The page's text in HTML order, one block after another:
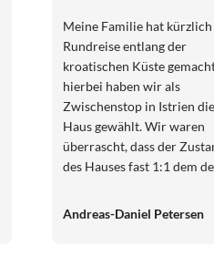
Meine Familie hat kürzlich
Rundreise entlang der
kroatischen Küste
hierbei haben wir als
Zwischenstop in Istrien
Haus gewählt. Wir waren
überrascht, dass der
des Hauses fast 1:1 dem
Sauberkeit und Ordnung
Andreas-Daniel Petersen